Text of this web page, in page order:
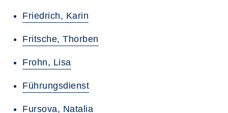
Friedrich, Karin
Fritsche, Thorben
Frohn, Lisa
Führungsdienst
Fursova, Natalia